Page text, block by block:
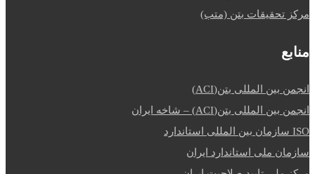
مرکز تحقیقات بتن (متب)
منابع
انجمن بین المللی بتن(ACI)
انجمن بین المللی بتن(ACI) – شاخه ایران
ISO سازمان بین المللی استاندارد
سازمان ملی استاندارد ایران